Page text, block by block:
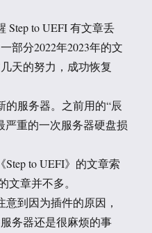
Step to UEFI 有文章丢
部分2022年2023年的文
天的努力，成功恢复
的服务器。之前用的“辰
严重的一次服务器硬盘损
Step to UEFI》的文章索
文章并不多。
意到因为插件的原因，
务器还是很麻烦的事